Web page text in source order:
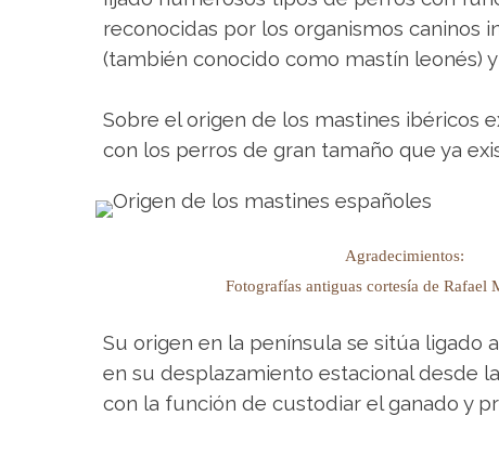
reconocidas por los organismos caninos
(también conocido como mastín leonés)
Sobre el origen de los mastines ibéricos
con los perros de gran tamaño que ya
Agradecimientos:
Fotografías antiguas cortesía de Rafael
Su origen en la península se sitúa ligado
en su desplazamiento estacional desde
con la función de custodiar el ganado y